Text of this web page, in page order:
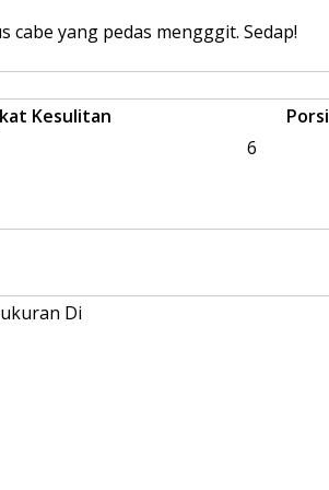
yang pedas mengggit. Sedap!
Kesulitan
Porsi
6
Di